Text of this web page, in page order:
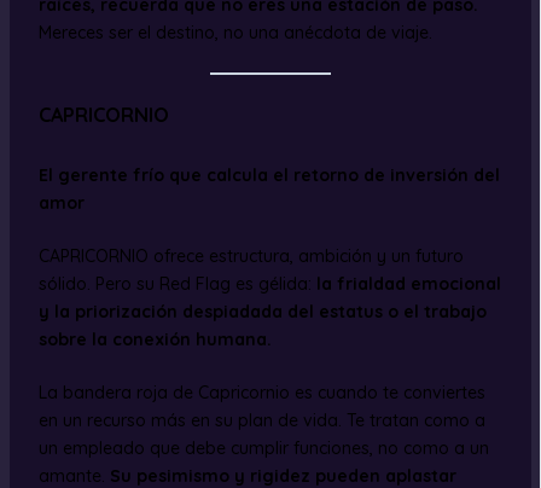
raíces, recuerda que no eres una estación de paso.
Mereces ser el destino, no una anécdota de viaje.
CAPRICORNIO
El gerente frío que calcula el retorno de inversión del
amor
CAPRICORNIO ofrece estructura, ambición y un futuro
sólido. Pero su Red Flag es gélida: la frialdad emocional
y la priorización despiadada del estatus o el trabajo
sobre la conexión humana.
La bandera roja de Capricornio es cuando te conviertes
en un recurso más en su plan de vida. Te tratan como a
un empleado que debe cumplir funciones, no como a un
amante. Su pesimismo y rigidez pueden aplastar